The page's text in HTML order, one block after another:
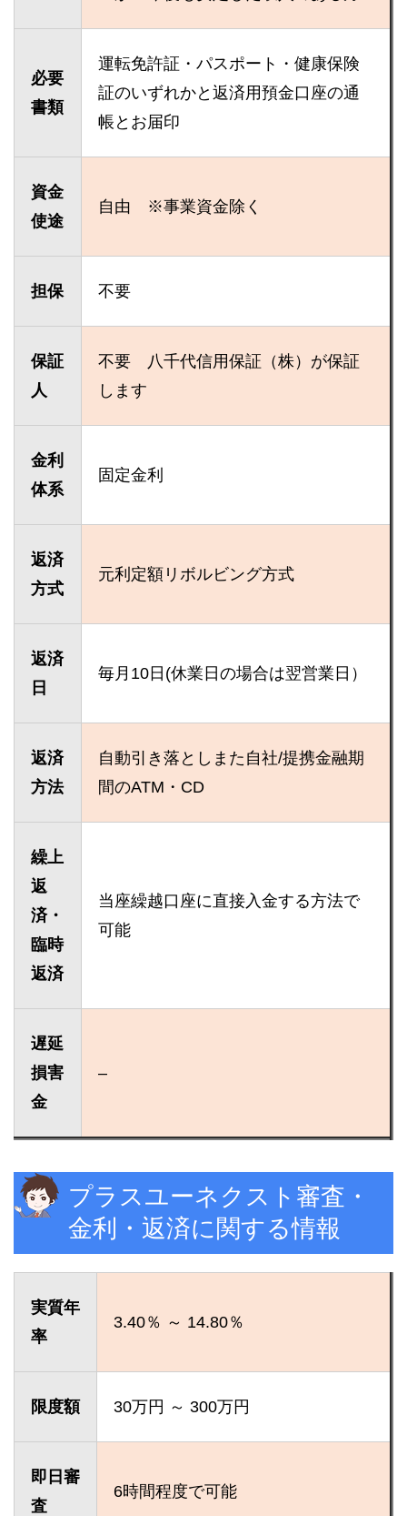
必要
書類
運転免許証・パスポート・健康保険
証のいずれかと返済用預金口座の通
帳とお届印
資金
使途
自由 ※事業資金除く
担保 不要
保証
人
不要 八千代信用保証（株）が保証
します
金利
体系
固定金利
返済
方式
元利定額リボルビング方式
返済
日
毎月10日(休業日の場合は翌営業日）
返済
方法
自動引き落としまた自社/提携金融期
間のATM・CD
繰上
返
済・
臨時
返済
当座繰越口座に直接入金する方法で
可能
遅延
損害
金
–
プラスユーネクスト審査・
金利・返済に関する情報
実質年
率
3.40％ ～ 14.80％
限度額 30万円 ～ 300万円
即日審
査
6時間程度で可能